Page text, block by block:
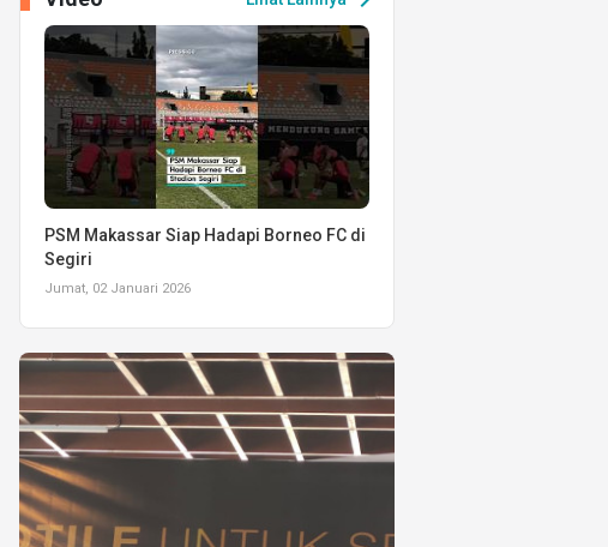
PSM Makassar Siap Hadapi Borneo FC di
Segiri
Jumat, 02 Januari 2026